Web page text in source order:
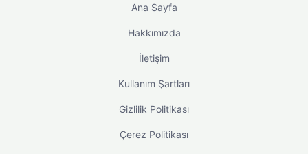
Ana Sayfa
Hakkımızda
İletişim
Kullanım Şartları
Gizlilik Politikası
Çerez Politikası